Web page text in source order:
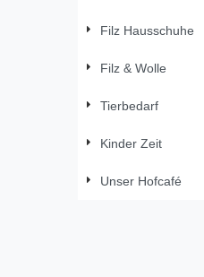
Filz Hausschuhe
Filz & Wolle
Tierbedarf
Kinder Zeit
Unser Hofcafé